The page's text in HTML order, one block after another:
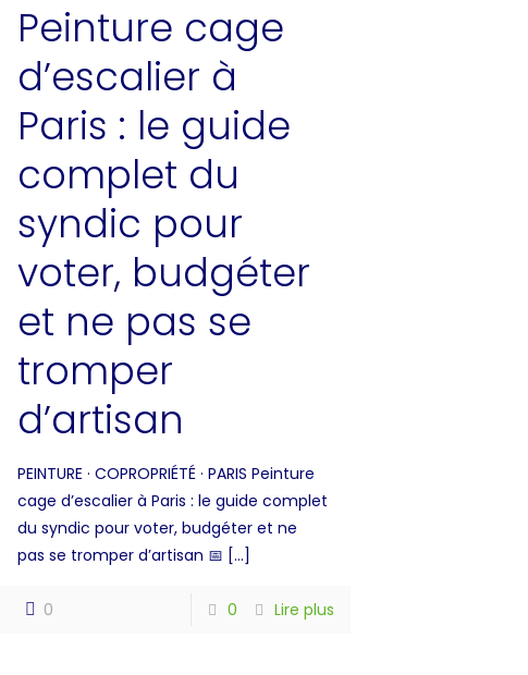
Peinture cage
d’escalier à
Paris : le guide
complet du
syndic pour
voter, budgéter
et ne pas se
tromper
d’artisan
PEINTURE · COPROPRIÉTÉ · PARIS Peinture
cage d’escalier à Paris : le guide complet
du syndic pour voter, budgéter et ne
pas se tromper d’artisan 📅 […]
0 0 Lire plus